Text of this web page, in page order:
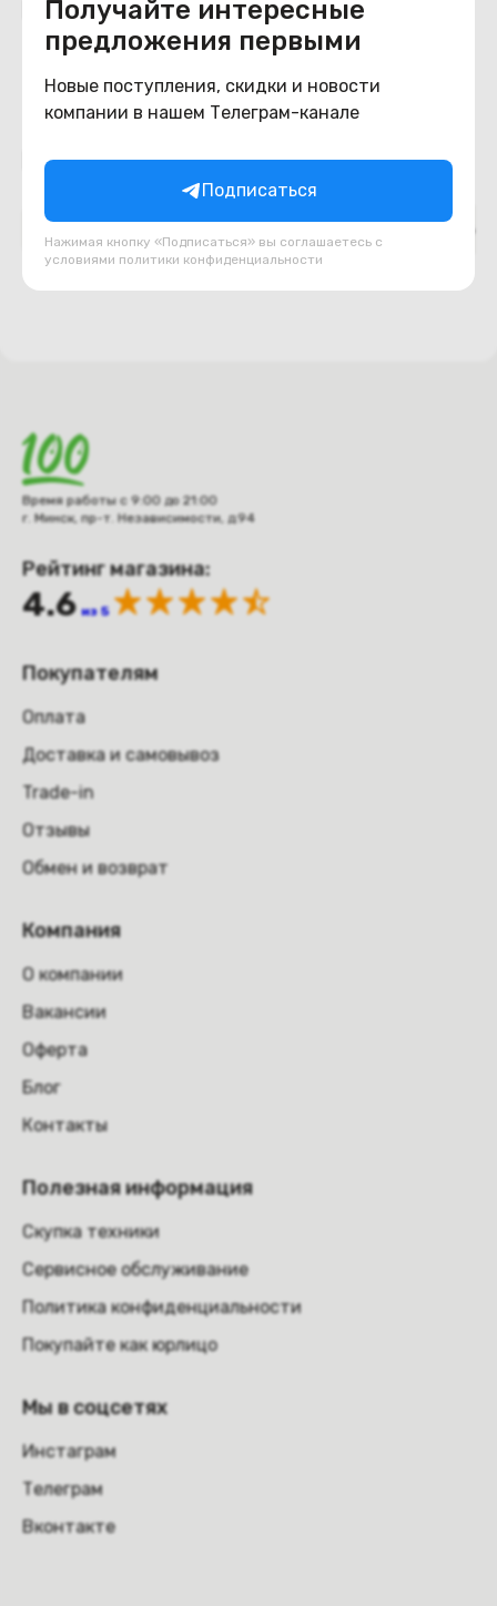
Получайте интересные
предложения первыми
Новые поступления, скидки и новости
компании в нашем Телеграм-канале
Подписаться
Нажимая кнопку «Подписаться» вы соглашаетесь с
условиями политики конфиденциальности
Похожие товары
Подборки товаров в категории
Время работы с 9:00 до 21:00
г. Минск, пр-т. Независимости, д.94
Рейтинг магазина:
4.6 из 5
Покупателям
Оплата
Доставка и самовывоз
Trade-in
Отзывы
Обмен и возврат
Компания
О компании
Вакансии
Оферта
Блог
Контакты
Полезная информация
Скупка техники
Сервисное обслуживание
Политика конфиденциальности
Покупайте как юрлицо
Мы в соцсетях
Инстаграм
Телеграм
Вконтакте